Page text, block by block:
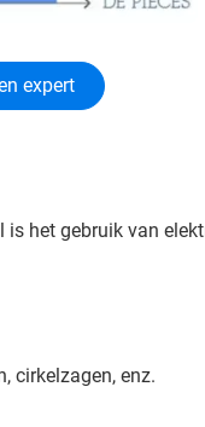
expert
het gebruik van
cirkelzagen, enz.